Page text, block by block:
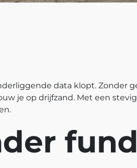
data klopt. Zonder
je op drijfzand. Met een